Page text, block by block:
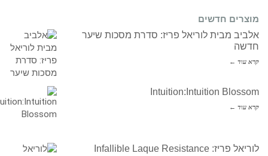
מוצרים חדשים
אלביב מבית לוריאל פריז: סדרת מסכות שיער
חדשה
קרא עוד ←
Intuition:Intuition Blossom
קרא עוד ←
לוריאל פריז: Infallible Laque Resistance